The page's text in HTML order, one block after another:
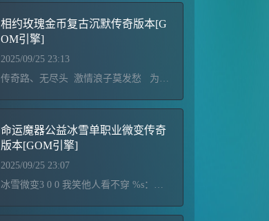
相约玫瑰金币复古沉默传奇版本[G
OM引擎]
2025/09/25 23:13
传奇路、无尽头 激情浪子莫发愁 为装备、喜又忧 刀光剑影无尽头 ┈┈┈┈┈┈┈┈┈┈┈┈┈┈┈┈ 适度游戏益脑 沉迷游戏伤身 合理安排时间 享受健康生活┌─┬─┬─┬─┬─┬─┬─┬─┒├┬╆━┷━┷━┷━┷━┷━╅┬┨├┴┨ 相约玫瑰 ㊣倾心研制 ┠┴┨├┬┺┯━┯━┯━┯━┯━┯┹┬┨┕┷━┷━┷━┷━┷━┷━
命运魔器公益冰雪单职业微变传奇
版本[GOM引擎]
2025/09/25 23:07
冰雪微变3 0 0 我笑他人看不穿 %s：如果我要落入地狱，那么你们这些凡人也要与我同去。%d3 0 0 别人笑我太疯癫 %s：真的那么渴求一死吗?我很乐意成全你们。你们只是在拖延必然的命运。%d3 0 0 空留一抹胭脂红 %s：生命本身毫无意义，只有死亡，才能让你了解人性的真谛。%d3 0 0 笑看伊人戴红妆 %s：终于结束了!一切都终结了!为你们的世界默哀吧!%d3 0 0 心如薄荷微微凉 %s：所有人的内心之中，都有一只恶魔!%d3 0 0 墨城烟柳旧人殇 %s：对我来说，死亡之轮已经旋转过许多次……